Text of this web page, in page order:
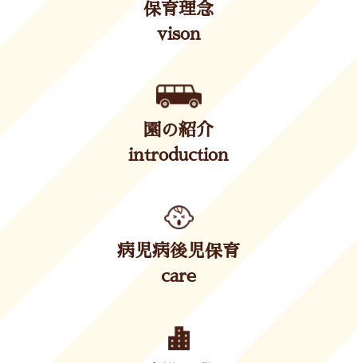
保育理念
vison
園の紹介
introduction
病児病後児保育
care